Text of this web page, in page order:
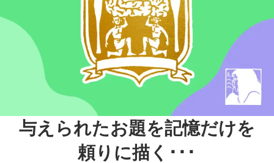
与えられたお題を記憶だけを
頼りに描く･･･